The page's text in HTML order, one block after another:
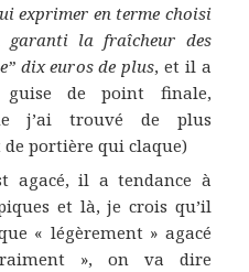
exprimer en terme choisi
garanti la fraîcheur des
dix euros de plus, et il a
de point finale,
j’ai trouvé de plus
portière qui claque)
agacé, il a tendance à
et là, je crois qu’il
« légèrement » agacé
», on va dire